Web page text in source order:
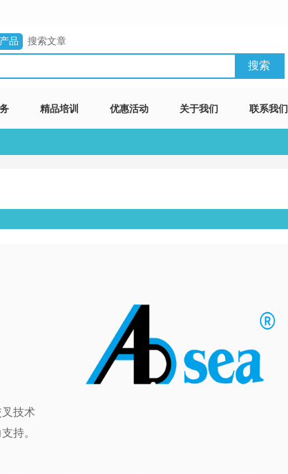
品 搜索文章
精品培训 优惠活动 关于我们 联系我们
技术
持。